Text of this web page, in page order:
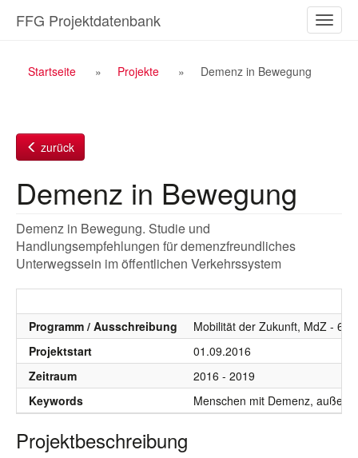
Inhalt
ein-/
FFG Projektdatenbank
Breadcrumb
Startseite Projekte Demenz in Bewegung
zurück
Demenz in Bewegung
Demenz in Bewegung. Studie und
Handlungsempfehlungen für demenzfreundliches
Unterwegssein im öffentlichen Verkehrssystem
Programm / Ausschreibung
Mobilität der Zukunft, MdZ - 6.
Projektstart
01.09.2016
Zeitraum
2016 - 2019
Keywords
Menschen mit Demenz,
Projektbeschreibung